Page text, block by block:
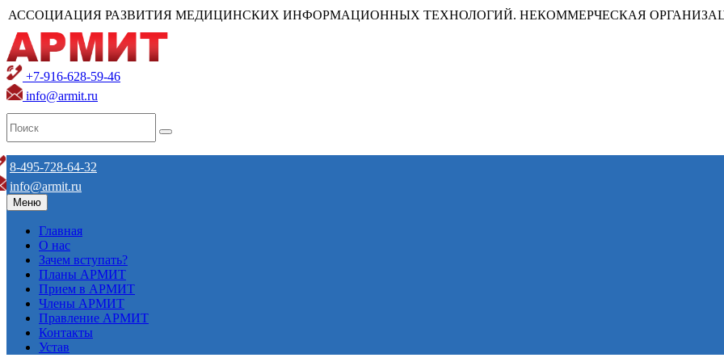
АССОЦИАЦИЯ РАЗВИТИЯ МЕДИЦИНСКИХ ИНФОРМАЦИОННЫХ ТЕХНОЛОГИЙ. НЕКОММЕРЧЕСКАЯ
+7-916-628-59-46
info@armit.ru
8-495-728-64-32
info@armit.ru
Меню
Главная
О нас
Зачем вступать?
Планы АРМИТ
Прием в АРМИТ
Члены АРМИТ
Правление АРМИТ
Контакты
Устав